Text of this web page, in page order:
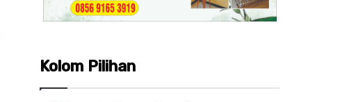
Kolom Pilihan